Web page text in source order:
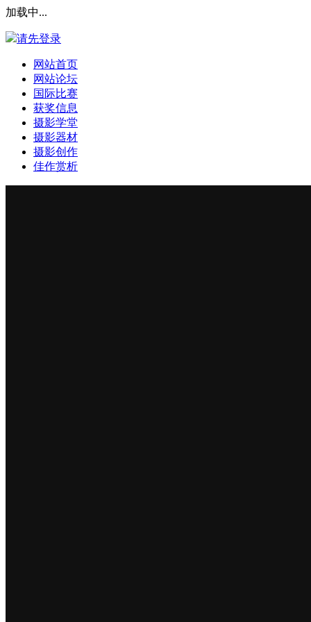
加载中...
请先登录
网站首页
网站论坛
国际比赛
获奖信息
摄影学堂
摄影器材
摄影创作
佳作赏析